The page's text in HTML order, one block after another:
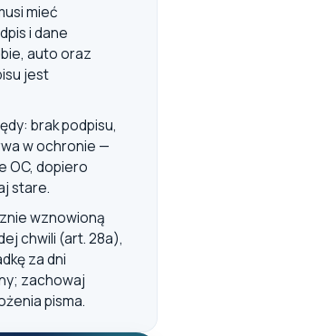
mieć
i dane
auto oraz
jest
brak podpisu,
w ochronie —
OC, dopiero
stare.
wznowioną
chwili (art. 28a),
za dni
zachowaj
pisma.